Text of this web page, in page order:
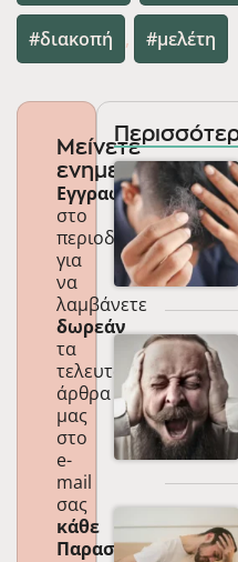
διακοπή , μελέτη
Μείνετε
ενημερωμένοι
Εγγραφείτε
στο
περιοδικό
για
να
λαμβάνετε
δωρεάν
τα
τελευταία
άρθρα
μας
στο
e-
mail
σας
κάθε
Παρασκευή !